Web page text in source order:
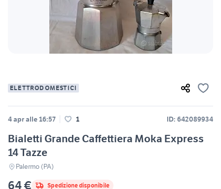
ELETTRODOMESTICI
4 apr alle 16:57 1 ID: 642089934
Bialetti Grande Caffettiera Moka Express
14 Tazze
Palermo (PA)
64 € Spedizione disponibile